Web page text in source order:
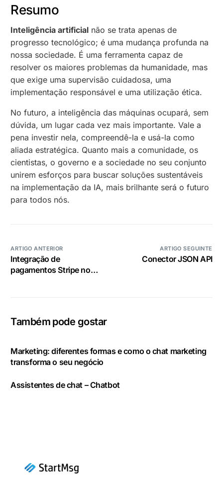
Resumo
Inteligência artificial não se trata apenas de
progresso tecnológico; é uma mudança profunda na
nossa sociedade. É uma ferramenta capaz de
resolver os maiores problemas da humanidade, mas
que exige uma supervisão cuidadosa, uma
implementação responsável e uma utilização ética.
No futuro, a inteligência das máquinas ocupará, sem
dúvida, um lugar cada vez mais importante. Vale a
pena investir nela, compreendê-la e usá-la como
aliada estratégica. Quanto mais a comunidade, os
cientistas, o governo e a sociedade no seu conjunto
unirem esforços para buscar soluções sustentáveis
na implementação da IA, mais brilhante será o futuro
para todos nós.
ARTIGO ANTERIOR
Integração de
pagamentos Stripe no
ARTIGO SEGUINTE
Conector JSON API
Também pode gostar
Marketing: diferentes formas e como o chat marketing
transforma o seu negócio
Assistentes de chat – Chatbot